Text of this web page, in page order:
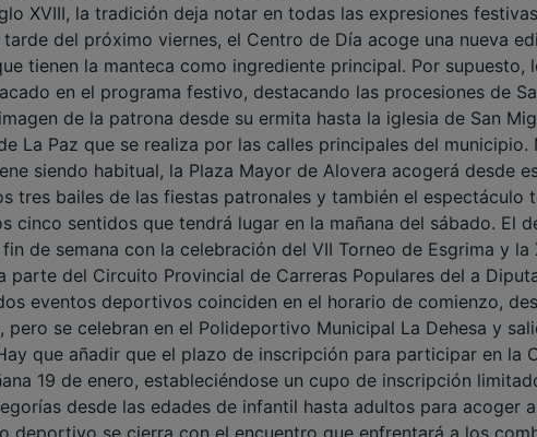
XVIII, la tradición deja notar en todas las expresiones
del próximo viernes, el Centro de Día acoge una nueva
tienen la manteca como ingrediente principal. Por supuesto,
en el programa festivo, destacando las procesiones de
de la patrona desde su ermita hasta la iglesia de San
La Paz que se realiza por las calles principales del municipio.
siendo habitual, la Plaza Mayor de Alovera acogerá desde
tres bailes de las fiestas patronales y también el espectáculo
cinco sentidos que tendrá lugar en la mañana del sábado. El
de semana con la celebración del VII Torneo de Esgrima y la
parte del Circuito Provincial de Carreras Populares del a
eventos deportivos coinciden en el horario de comienzo,
se celebran en el Polideportivo Municipal La Dehesa y
que añadir que el plazo de inscripción para participar en la
19 de enero, estableciéndose un cupo de inscripción
desde las edades de infantil hasta adultos para acoger
deportivo se cierra con el encuentro que enfrentará a los